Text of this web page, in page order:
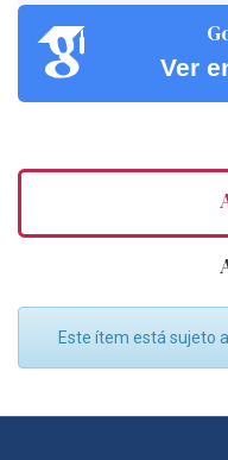
Ver
Este ítem está sujeto